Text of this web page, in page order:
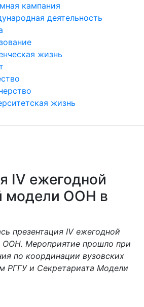
кампания
деятельность
жизнь
жизнь
IV ежегодной
модели ООН в
презентация IV ежегодной
Мероприятие прошло при
по координации вузовских
РГГУ и Секретариата Модели